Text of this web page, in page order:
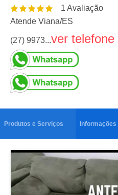
1 Avaliação
Atende Viana/ES
(27) 9973...ver telefone
Produtos e Serviços Informações